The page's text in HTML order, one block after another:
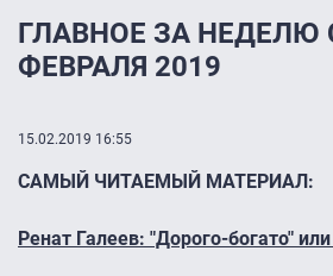
ГЛАВНОЕ ЗА НЕДЕЛЮ
ФЕВРАЛЯ 2019
15.02.2019 16:55
САМЫЙ ЧИТАЕМЫЙ МАТЕРИАЛ:
Ренат Галеев: "Дорого-богато"